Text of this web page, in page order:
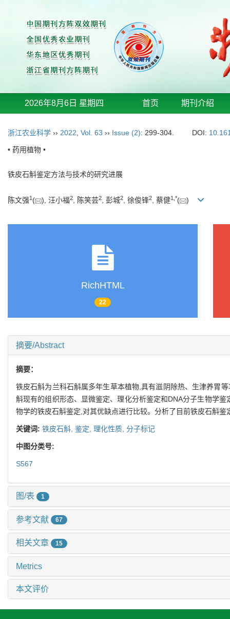
2026年8月6日 星期四 首页 期刊介绍
浙江农业科学 ›› 2022 Vol. 63 ›› Issue (2): 299-304. DOI:
• 药用植物 •
铁皮石斛鉴定方法与技术的研究进展
陈文强1 ( ), 汪小福2, 陈笑芸2, 彭城2, 徐俊锋2, 蔡健1 *( )
RichHTML
22
摘要/Abstract
摘要：
铁皮石斛为兰科石斛属多年生草本植物,具有滋阴除热、生津养胃
斛现有的组织形态、显微鉴定、理化分析鉴定和DNA分子生物学
物学的铁皮石斛鉴定,对其优缺点进行比较。分析了目前铁皮石斛
关键词: 铁皮石斛, 鉴定, 理化性质, 分子标记
中图分类号:
S567
图/表 1
参考文献 67
相关文章 15
Metrics
本文评价